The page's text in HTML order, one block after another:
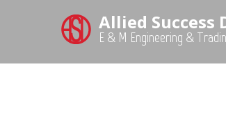
Allied Success
E & M Engineering &